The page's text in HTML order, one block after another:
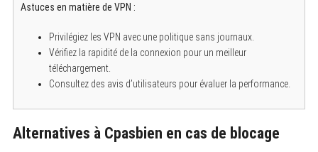
Astuces en matière de VPN :
Privilégiez les VPN avec une politique sans journaux.
Vérifiez la rapidité de la connexion pour un meilleur
téléchargement.
Consultez des avis d’utilisateurs pour évaluer la performance.
Alternatives à Cpasbien en cas de blocage
e
r
h
f
o